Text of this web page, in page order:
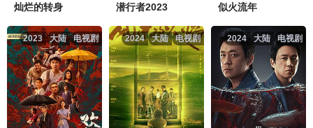
灿烂的转身 潜行者2023 似火流年
电视剧
大陆
2023 电视剧
大陆
2024 电视剧
大陆
2024